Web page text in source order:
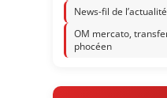
News-fil de
OM mercato,
phocéen